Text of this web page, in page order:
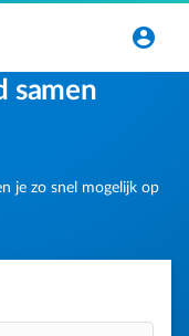
normal-account-circle
samen
je zo snel mogelijk op